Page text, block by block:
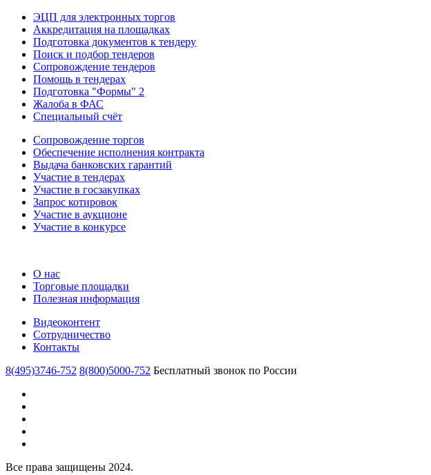
ЭЦП для электронных торгов
Аккредитация на площадках
Подготовка документов к тендеру
Поиск и подбор тендеров
Сопровождение тендеров
Помощь в тендерах
Подготовка "Формы" 2
Жалоба в ФАС
Специальный счёт
Сопровождение торгов
Обеспечение исполнения контракта
Выдача банковских гарантий
Участие в тендерах
Участие в госзакупках
Запрос котировок
Участие в аукционе
Участие в конкурсе
О нас
Торговые площадки
Полезная информация
Видеоконтент
Сотрудничество
Контакты
8(495)3746-752 8(800)5000-752 Бесплатный звонок по России
Все права защищены 2024.